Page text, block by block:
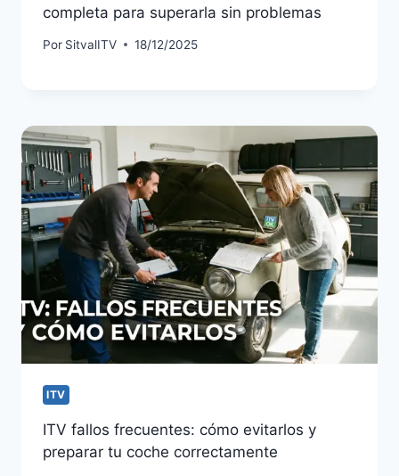
completa para superarla sin problemas
Por SitvalITV 18/12/2025
ITV
ITV fallos frecuentes: cómo evitarlos y
preparar tu coche correctamente